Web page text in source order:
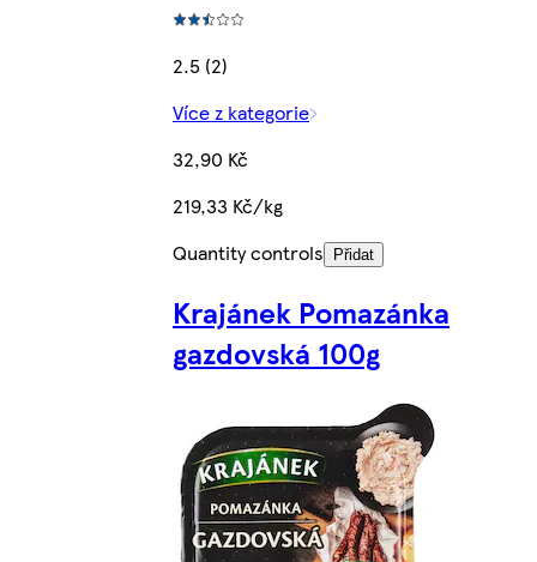
2.5 (2)
Více z kategorie
32,90 Kč
219,33 Kč/kg
Quantity controls
Přidat
Krajánek Pomazánka
gazdovská 100g